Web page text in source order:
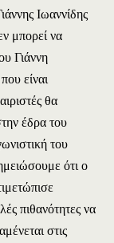
Ιωαννίδης
μπορεί να
Γιάννη
είναι
θα
έδρα του
του
ότι ο
πιθανότητες να
στις